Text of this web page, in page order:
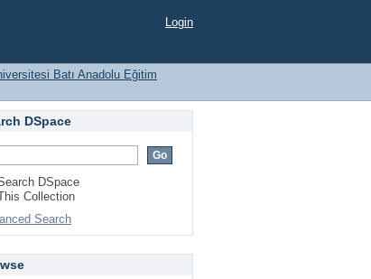
DÜZEYLERİ
Login
Batı Anadolu Eğitim
DSpace
DSpace
Collection
Search